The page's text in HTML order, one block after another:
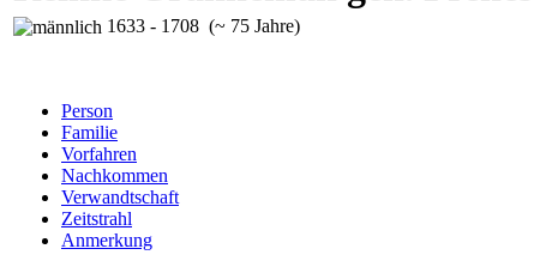
1633 - 1708 (~ 75 Jahre)
Person
Familie
Vorfahren
Nachkommen
Verwandtschaft
Zeitstrahl
Anmerkung